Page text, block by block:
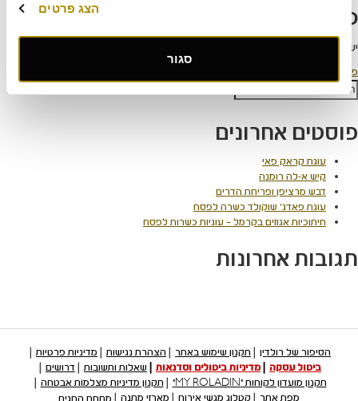
הצג פרטים
סגור
כתיבת תגובה
יש
ניווט
פורסם ב
חפש:
חיפוש
פוסטים אחרונים
עוגת קראק פאי
קיש א-לה רומנה
דבש מרציפן ופריחת הדרים
עוגת פאדג' שוקולד כשרה לפסח
חיתוכיות אגוזים בקרמל – עוגיות כשרות לפסח
תגובות אחרונות
הסיפור של רולדין תקנון שימוש באתר הצהרת נגישות
מדיניות פרטיות
ביטול עסקה
מדיניות ביטולים וסדנאות שאלות ותשובות
דרושים
תקנון מועדון לקוחות "MY ROLADIN"
תקנון מדיניות מצלמות אבטחה